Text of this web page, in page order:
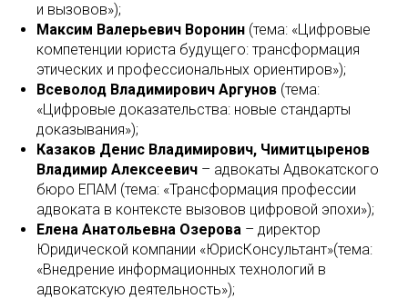
и вызовов»);
Максим Валерьевич Воронин (тема: «Цифровые
компетенции юриста будущего: трансформация
этических и профессиональных ориентиров»);
Всеволод Владимирович Аргунов (тема:
«Цифровые доказательства: новые стандарты
доказывания»);
Казаков Денис Владимирович, Чимитцыренов
Владимир Алексеевич – адвокаты Адвокатского
бюро ЕПАМ (тема: «Трансформация профессии
адвоката в контексте вызовов цифровой эпохи»);
Елена Анатольевна Озерова – директор
Юридической компании «ЮрисКонсультант»(тема:
«Внедрение информационных технологий в
адвокатскую деятельность»);